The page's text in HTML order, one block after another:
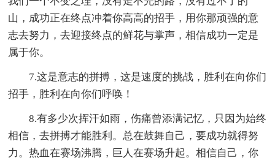
山，成功正在终点冲着你高高的招手，用你那顽强的意
志去努力，去迎接终点的鲜花与掌声，相信成功一定是
属于你。
7.这是意志的拼搏，这是速度的挑战，胜利在向你们
招手，胜利在向你们呼唤！
8.有多少次挥汗如雨，伤痛曾添满记忆，只因为始终
相信，去拼搏才能胜利。总在鼓舞自己，要成功就得努
力。热血在赛场沸腾，巨人在赛场升起。相信自己，你